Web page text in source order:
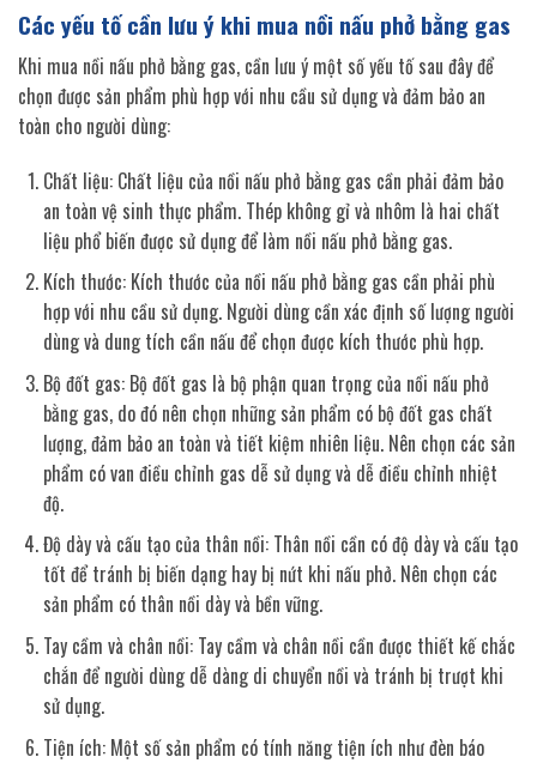
Các yếu tố cần lưu ý khi mua nồi nấu phở bằng gas
Khi mua nồi nấu phở bằng gas, cần lưu ý một số yếu tố sau đây để
chọn được sản phẩm phù hợp với nhu cầu sử dụng và đảm bảo an
toàn cho người dùng:
Chất liệu: Chất liệu của nồi nấu phở bằng gas cần phải đảm bảo
an toàn vệ sinh thực phẩm. Thép không gỉ và nhôm là hai chất
liệu phổ biến được sử dụng để làm nồi nấu phở bằng gas.
Kích thước: Kích thước của nồi nấu phở bằng gas cần phải phù
hợp với nhu cầu sử dụng. Người dùng cần xác định số lượng người
dùng và dung tích cần nấu để chọn được kích thước phù hợp.
Bộ đốt gas: Bộ đốt gas là bộ phận quan trọng của nồi nấu phở
bằng gas, do đó nên chọn những sản phẩm có bộ đốt gas chất
lượng, đảm bảo an toàn và tiết kiệm nhiên liệu. Nên chọn các sản
phẩm có van điều chỉnh gas dễ sử dụng và dễ điều chỉnh nhiệt
độ.
Độ dày và cấu tạo của thân nồi: Thân nồi cần có độ dày và cấu tạo
tốt để tránh bị biến dạng hay bị nứt khi nấu phở. Nên chọn các
sản phẩm có thân nồi dày và bền vững.
Tay cầm và chân nồi: Tay cầm và chân nồi cần được thiết kế chắc
chắn để người dùng dễ dàng di chuyển nồi và tránh bị trượt khi
sử dụng.
Tiện ích: Một số sản phẩm có tính năng tiện ích như đèn báo